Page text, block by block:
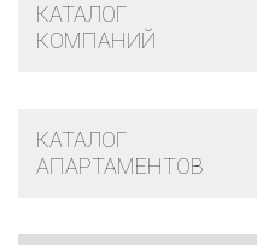
КАТАЛОГ
КОМПАНИЙ
КАТАЛОГ
АПАРТАМЕНТОВ